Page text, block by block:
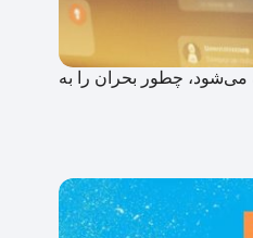
می‌شود، چطور بحران را به